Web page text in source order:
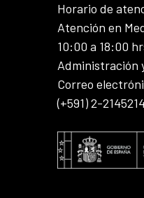
Horario de
Atención en
10:00 a 18:00
Administración
Correo
(+591) 2-